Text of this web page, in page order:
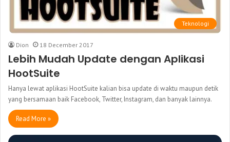
Teknologi
Dion 18 December 2017
Lebih Mudah Update dengan Aplikasi
HootSuite
Hanya lewat aplikasi HootSuite kalian bisa update di waktu maupun detik
yang bersamaan baik Facebook, Twitter, Instagram, dan banyak lainnya.
Read More »